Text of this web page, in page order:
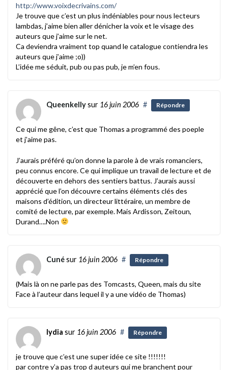
http://www.voixdecrivains.com/
Je trouve que c’est un plus indéniables pour nous lecteurs
lambdas, j’aime bien aller dénicher la voix et le visage des
auteurs que j’aime sur le net.
Ca deviendra vraiment top quand le catalogue contiendra les
auteurs que j’aime ;o))
L’idée me séduit, pub ou pas pub, je m’en fous.
Queenkellysur 16 juin 2006 # Répondre
Ce qui me gêne, c’est que Thomas a programmé des poeple
et j’aime pas.
J’aurais préféré qu’on donne la parole à de vrais romanciers,
peu connus encore. Ce qui implique un travail de lecture et de
découverte en dehors des sentiers battus. J’aurais aussi
apprécié que l’on découvre certains éléments clés des
maisons d’édition, un directeur littéraire, un membre de
comité de lecture, par exemple. Mais Ardisson, Zeitoun,
Durand….Non
Cunésur 16 juin 2006 # Répondre
(Mais là on ne parle pas des Tomcasts, Queen, mais du site
Face à l’auteur dans lequel il y a une vidéo de Thomas)
lydia sur 16 juin 2006 # Répondre
je trouve que c’est une super idée ce site !!!!!!!
par contre y’a pas trop d auteurs qui me branchent pour